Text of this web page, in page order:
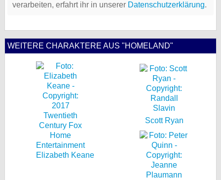
verarbeiten, erfahrt ihr in unserer Datenschutzerklärung.
WEITERE CHARAKTERE AUS "HOMELAND"
Elizabeth Keane
Scott Ryan